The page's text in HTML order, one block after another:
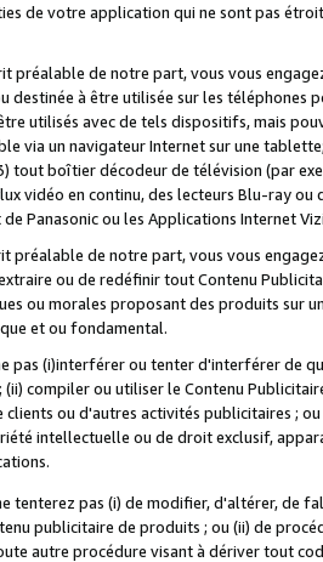
de votre application qui ne sont pas
préalable de notre part, vous vous
destinée à être utilisée sur les téléphones
utilisés avec de tels dispositifs, mais
via un navigateur Internet sur une
tout boîtier décodeur de télévision (par
vidéo en continu, des lecteurs Blu-ray
de Panasonic ou les Applications Internet
préalable de notre part, vous vous
ou de redéfinir tout Contenu
ou morales proposant des produits sur
et ou fondamental.
pas (i)interférer ou tenter d'interférer de
(ii) compiler ou utiliser le Contenu
ou d'autres activités publicitaires ;
intellectuelle ou de droit exclusif,
tenterez pas (i) de modifier, d'altérer, de
publicitaire de produits ; ou (ii) de
autre procédure visant à dériver tout